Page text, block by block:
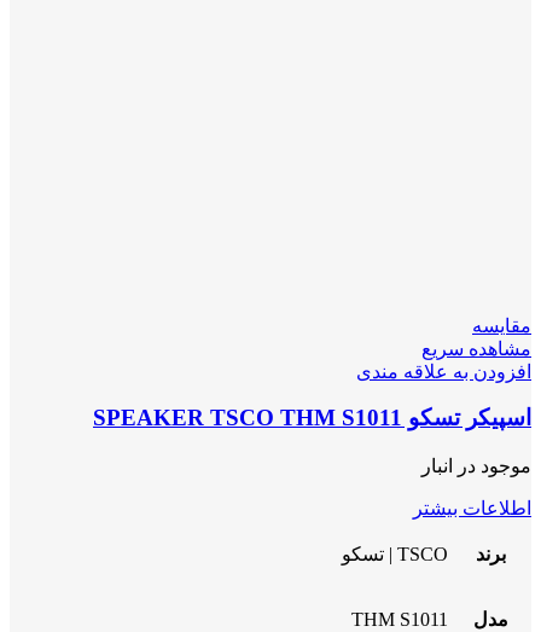
مقایسه
مشاهده سریع
افزودن به علاقه مندی
اسپیکر تسکو SPEAKER TSCO THM S1011
موجود در انبار
اطلاعات بیشتر
برند TSCO | تسکو
مدل THM S1011